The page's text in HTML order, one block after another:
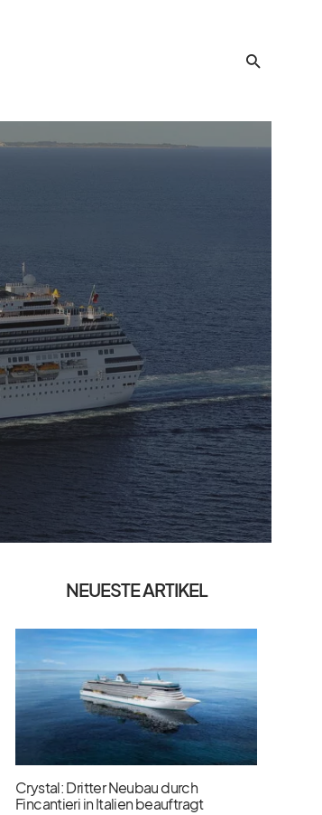
NEUESTE ARTIKEL
Crystal: Dritter Neubau durch
Fincantieri in Italien beauftragt